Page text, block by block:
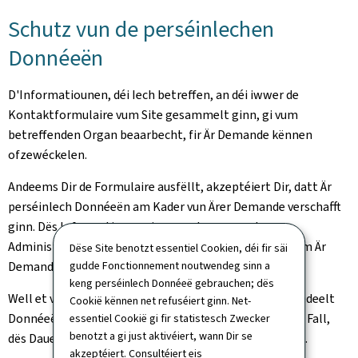
Dëse Site benotzt essentiel Cookien, déi fir säi
gudde Fonctionnement noutwendeg sinn a
keng perséinlech Donnéeë gebrauchen; dës
Cookië kënnen net refuséiert ginn. Net-
essentiel Cookië gi fir statistesch Zwecker
benotzt a gi just aktivéiert, wann Dir se
akzeptéiert. Consultéiert eis
Schutz vun de perséinlechen
Donnéeën
D'Informatiounen, déi Iech betreffen, an déi iwwer de
Kontaktformulaire vum Site gesammelt ginn, gi vum
betreffenden Organ beaarbecht, fir Är Demande kënnen
ofzewéckelen.
Andeems Dir de Formulaire ausfëllt, akzeptéiert Dir, datt Är
perséinlech Donnéeën am Kader vun Ärer Demande verschafft
ginn. Dës Informatioune ginn esoulaang vun der
Administratioun gespäichert, bis d'Demarchë ronderëm Är
Demande ofgeschloss sinn.
Well et vun der Demande ofhänkt, wéi laang déi matgedeelt
Donnéeë versuergt ginn, deelt d'Organ op Ufro, Fall fir Fall,
dës Dauer oder d'Kritären, fir d'Dauer festzeleeën, mat.